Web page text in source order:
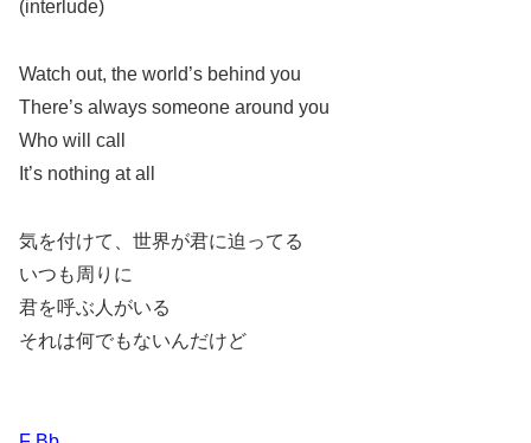
(interlude)
Watch out, the world’s behind you
There’s always someone around you
Who will call
It’s nothing at all
気を付けて、世界が君に迫ってる
いつも周りに
君を呼ぶ人がいる
それは何でもないんだけど